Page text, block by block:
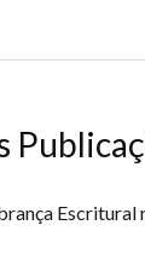
Escritural